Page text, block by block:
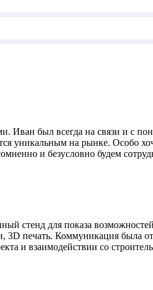
Иван был всегда на связи и с
уникальным на рынке. Особо
и безусловно будем
стенд для показа
3D печать. Коммуникация была
и взаимодействии со